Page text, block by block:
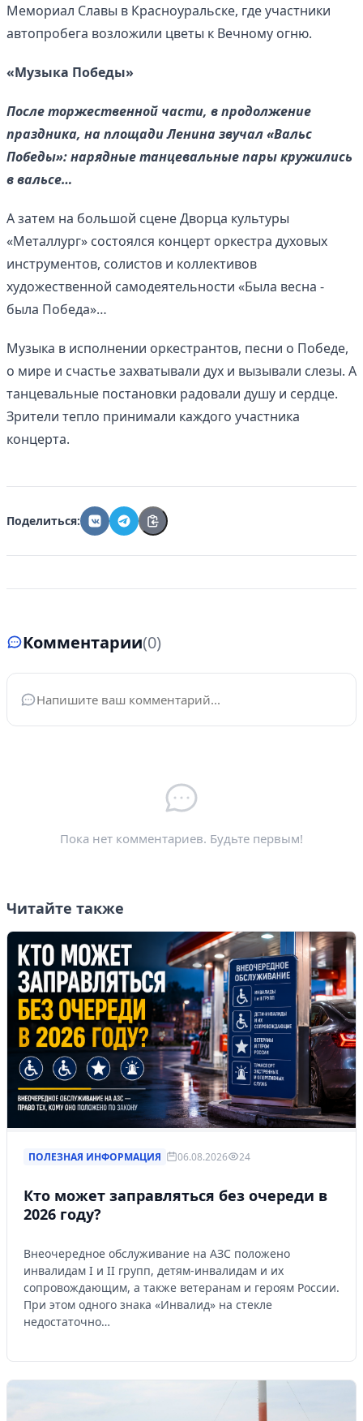
Мемориал Славы в Красноуральске, где участники
автопробега возложили цветы к Вечному огню.
«Музыка Победы»
После торжественной части, в продолжение
праздника, на площади Ленина звучал «Вальс
Победы»: нарядные танцевальные пары кружились
в вальсе…
А затем на большой сцене Дворца культуры
«Металлург» состоялся концерт оркестра духовых
инструментов, солистов и коллективов
художественной самодеятельности «Была весна -
была Победа»…
Музыка в исполнении оркестрантов, песни о Победе,
о мире и счастье захватывали дух и вызывали слезы. А
танцевальные постановки радовали душу и сердце.
Зрители тепло принимали каждого участника
концерта.
Поделиться:
Комментарии(0)
Ваше имя*
Пока нет комментариев. Будьте первым!
Читайте также
ПОЛЕЗНАЯ ИНФОРМАЦИЯ 06.08.2026 24
Кто может заправляться без очереди в
2026 году?
Внеочередное обслуживание на АЗС положено
инвалидам I и II групп, детям-инвалидам и их
сопровождающим, а также ветеранам и героям России.
При этом одного знака «Инвалид» на стекле
недостаточно…